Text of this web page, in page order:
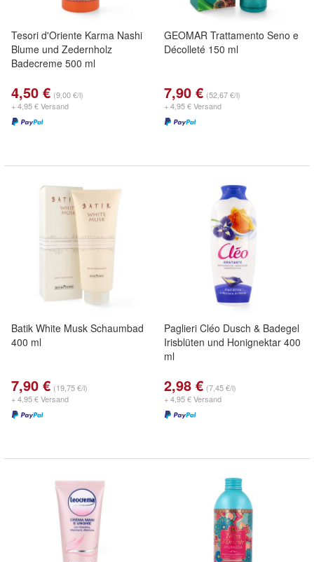
Tesori d'Oriente Karma Nashi
Blume und Zedernholz
Badecreme 500 ml
4,50 € (9,00 €/l)
+ 4,95 € Versand
GEOMAR Trattamento Seno e
Décolleté 150 ml
7,90 € (52,67 €/l)
+ 4,95 € Versand
Batik White Musk Schaumbad
400 ml
7,90 € (19,75 €/l)
+ 4,95 € Versand
Paglieri Cléo Dusch & Badegel
Irisblüten und Honignektar 400
ml
2,98 € (7,45 €/l)
+ 4,95 € Versand